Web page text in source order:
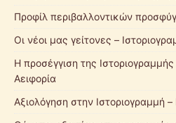
Προφίλ περιβαλλοντικών
Οι νέοι μας γείτονες –
Η προσέγγιση της
Αειφορία
Αξιολόγηση στην Ιστοριογραμμή –